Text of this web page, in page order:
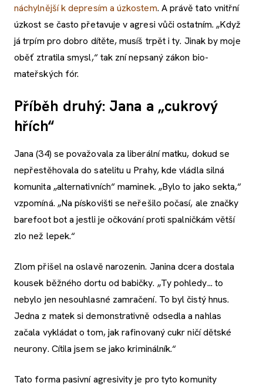
náchylnější k depresím a úzkostem. A právě tato vnitřní
úzkost se často přetavuje v agresi vůči ostatním. „Když
já trpím pro dobro dítěte, musíš trpět i ty. Jinak by moje
oběť ztratila smysl,“ tak zní nepsaný zákon bio-
mateřských fór.
Příběh druhý: Jana a „cukrový
hřích“
Jana (34) se považovala za liberální matku, dokud se
nepřestěhovala do satelitu u Prahy, kde vládla silná
komunita „alternativních“ maminek. „Bylo to jako sekta,“
vzpomíná. „Na pískovišti se neřešilo počasí, ale značky
barefoot bot a jestli je očkování proti spalničkám větší
zlo než lepek.“
Zlom přišel na oslavě narozenin. Janina dcera dostala
kousek běžného dortu od babičky. „Ty pohledy... to
nebylo jen nesouhlasné zamračení. To byl čistý hnus.
Jedna z matek si demonstrativně odsedla a nahlas
začala vykládat o tom, jak rafinovaný cukr ničí dětské
neurony. Cítila jsem se jako kriminálník.“
Tato forma pasivní agresivity je pro tyto komunity